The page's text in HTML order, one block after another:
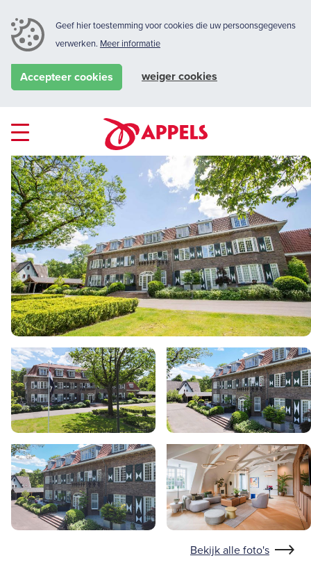
Geef hier toestemming voor cookies die uw persoonsgegevens
verwerken. Meer informatie
Accepteer cookies weiger cookies
Bekijk alle foto's